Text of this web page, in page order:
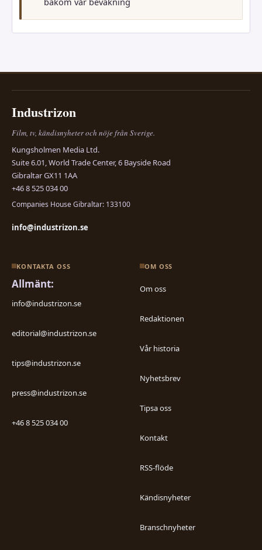
Industrizon
Film, tv, kändisnyheter och nöje från Sverige.
Kungsholmen Media Ltd.
Suite 6.01, World Trade Center, 6 Bayside Road
Gibraltar GX11 1AA
+46 8 525 034 00
Companies House Gibraltar: 133100
info@industrizon.se
KONTAKTA OSS
Allmänt:
info@industrizon.se
editorial@industrizon.se
tips@industrizon.se
press@industrizon.se
+46 8 525 034 00
OM OSS
Om oss
Redaktionen
Vår historia
Nyhetsbrev
Tipsa oss
Kontakt
RSS-flöde
Kändisnyheter
Branschnyheter